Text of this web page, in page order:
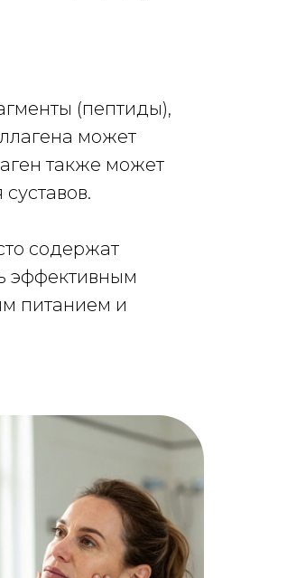
(пептиды),
может
также может
содержат
эффективным
питанием и